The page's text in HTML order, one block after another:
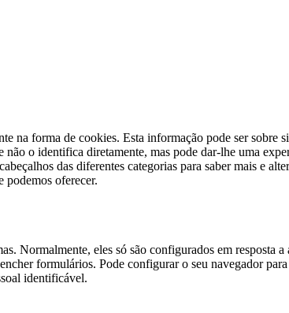
forma de cookies. Esta informação pode ser sobre
o identifica diretamente, mas pode dar-lhe uma
das diferentes categorias para saber mais e
podemos oferecer.
Normalmente, eles só são configurados em resposta
formulários. Pode configurar o seu navegador
identificável.